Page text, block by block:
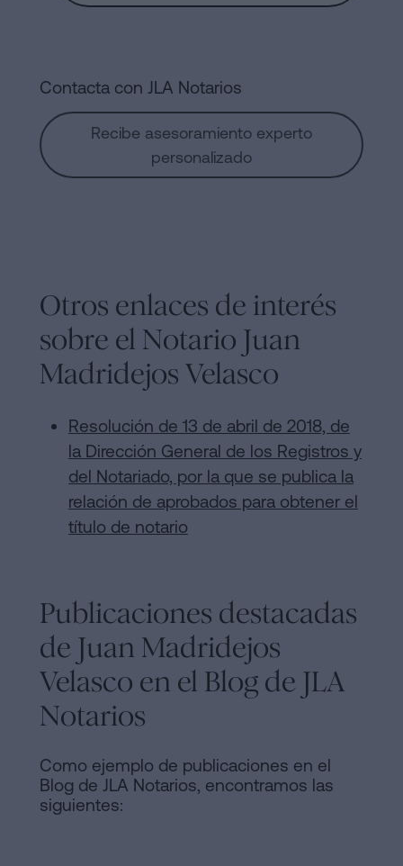
Contacta con JLA Notarios
Recibe asesoramiento experto
personalizado
Otros enlaces de interés
sobre el Notario Juan
Madridejos Velasco
Resolución de 13 de abril de 2018, de
la Dirección General de los Registros y
del Notariado, por la que se publica la
relación de aprobados para obtener el
título de notario
Publicaciones destacadas
de Juan Madridejos
Velasco en el Blog de JLA
Notarios
Como ejemplo de publicaciones en el
Blog de JLA Notarios, encontramos las
siguientes: